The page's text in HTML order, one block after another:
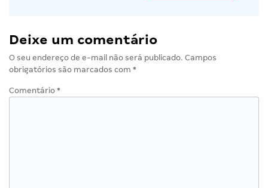
Deixe um comentário
O seu endereço de e-mail não será publicado. Campos
obrigatórios são marcados com *
Comentário *